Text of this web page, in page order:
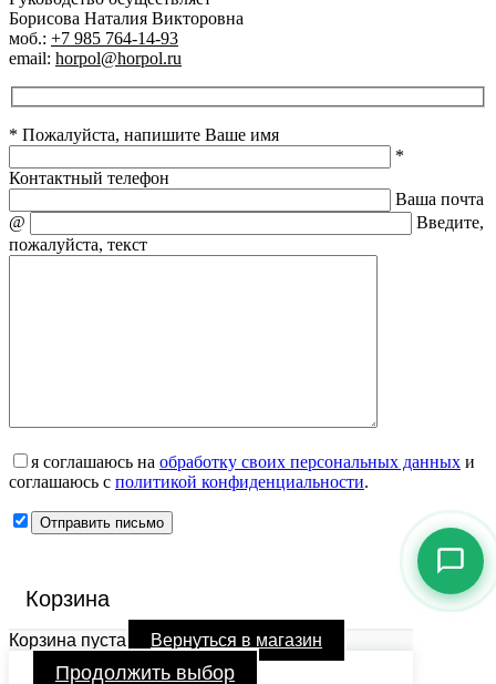
Борисова Наталия Викторовна
моб.: +7 985 764-14-93
email: horpol@horpol.ru
* Пожалуйста, напишите Ваше имя
*
Контактный телефон
Ваша почта
@
Введите,
пожалуйста, текст
я соглашаюсь на обработку своих персональных данных и
соглашаюсь с политикой конфиденциальности.
Корзина
Корзина пуста Вернуться в магазин
Продолжить выбор